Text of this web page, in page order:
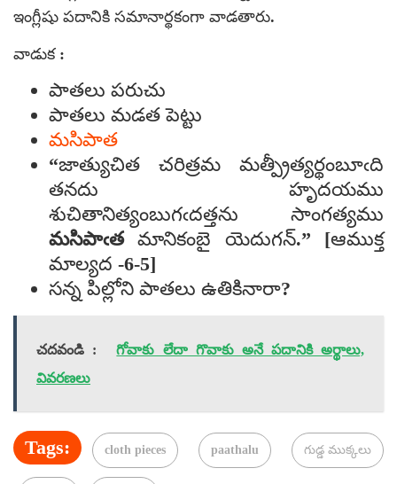
ఇంగ్లీషు పదానికి సమానార్థకంగా వాడతారు.
వాడుక :
పాతలు పరుచు
పాతలు మడత పెట్టు
మసిపాత
“జాత్యుచిత చరిత్రమ మత్ప్రీత్యర్థంబూఁది
తనదు హృదయము
శుచితానిత్యంబుగఁదత్తను సాంగత్యము
మసిపాఁతమానికంబై యెదుగన్‌.” [ఆముక్త
మాల్యద -6-5]
సన్న పిల్లోని పాతలు ఉతికినారా?
చదవండి :
గోవాకు లేదా గొవాకు అనే పదానికి అర్థాలు,
వివరణలు
Tags: cloth pieces paathalu గుడ్డ ముక్కలు